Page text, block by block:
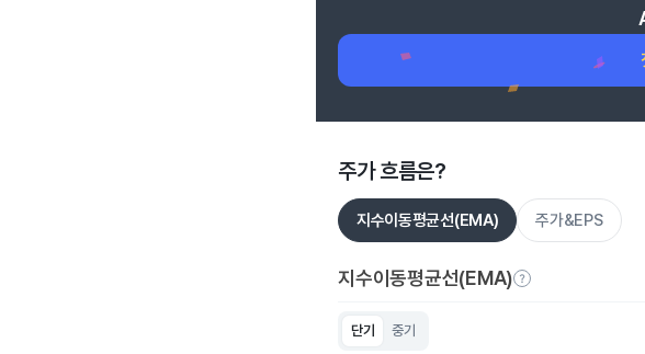
주가 흐름은?
지수이동평균선(EMA) 주가&EPS
지수이동평균선(EMA)
단기 중기